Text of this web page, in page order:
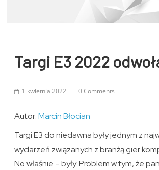
Targi E3 2022
1 kwietnia 2022 0 Comments
Autor:Marcin Błocian
Targi E3 do niedawna były jednym z
wydarzeń związanych z branżą gier
No właśnie – były. Problem w tym, że